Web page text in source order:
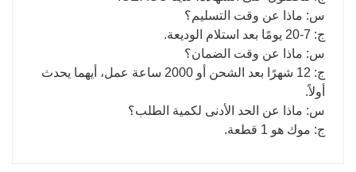
س: ماذا عن وقت التسليم؟
ج: 7-20 يومًا بعد استلام الوديعة.
س: ماذا عن وقت الضمان؟
ج: 12 شهرًا بعد الشحن أو 2000 ساعة عمل، أيهما يحدث
أولاً.
س: ماذا عن الحد الأدنى لكمية الطلب؟
ج: موك هو 1 قطعة.